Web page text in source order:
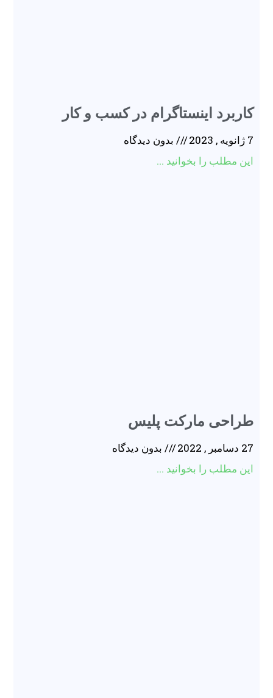
کاربرد اینستاگرام در کسب و کار
7 ژانویه , 2023 بدون دیدگاه
این مطلب را بخوانید ...
طراحی مارکت پلیس
27 دسامبر , 2022 بدون دیدگاه
این مطلب را بخوانید ...